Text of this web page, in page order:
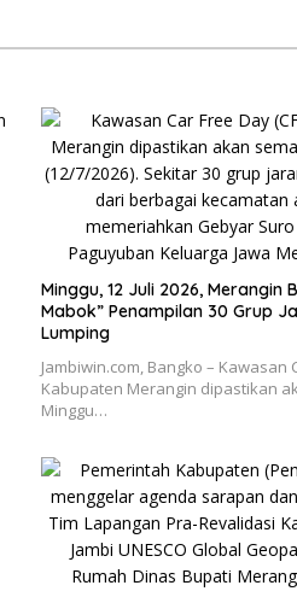
Minggu, 12 Juli 2026, Merangin
Mabok” Penampilan 30 Grup
Lumping
Jambiwin.com, Bangko – Kawasan
Kabupaten Merangin dipastikan
Minggu…